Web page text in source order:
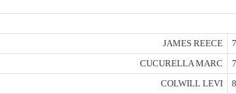
JAMES REECE
CUCURELLA MARC
COLWILL LEVI